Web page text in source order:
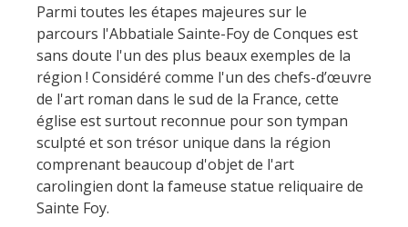
Parmi toutes les étapes majeures sur le
parcours l'Abbatiale Sainte-Foy de Conques est
sans doute l'un des plus beaux exemples de la
région ! Considéré comme l'un des chefs-d’œuvre
de l'art roman dans le sud de la France, cette
église est surtout reconnue pour son tympan
sculpté et son trésor unique dans la région
comprenant beaucoup d'objet de l'art
carolingien dont la fameuse statue reliquaire de
Sainte Foy.